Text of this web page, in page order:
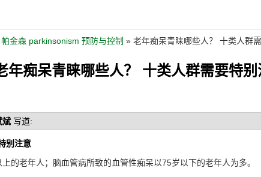
帕金森 parkinsonism 预防与控制 » 老年痴呆青睐哪些人？ 十类人群
年痴呆青睐哪些人？ 十类人群需要特别
斌 写道:
别注意
老年人；脑血管病所致的血管性痴呆以75岁以下的老年人为多。